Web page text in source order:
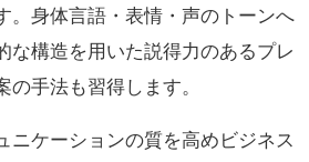
。身体言語・表情・声のトーンへ
な構造を用いた説得力のあるプレ
手法も習得します。
ニケーションの質を高めビジネス